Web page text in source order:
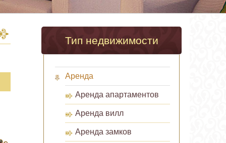
Тип недвижимости
Аренда
Аренда апартаментов
Аренда вилл
Аренда замков